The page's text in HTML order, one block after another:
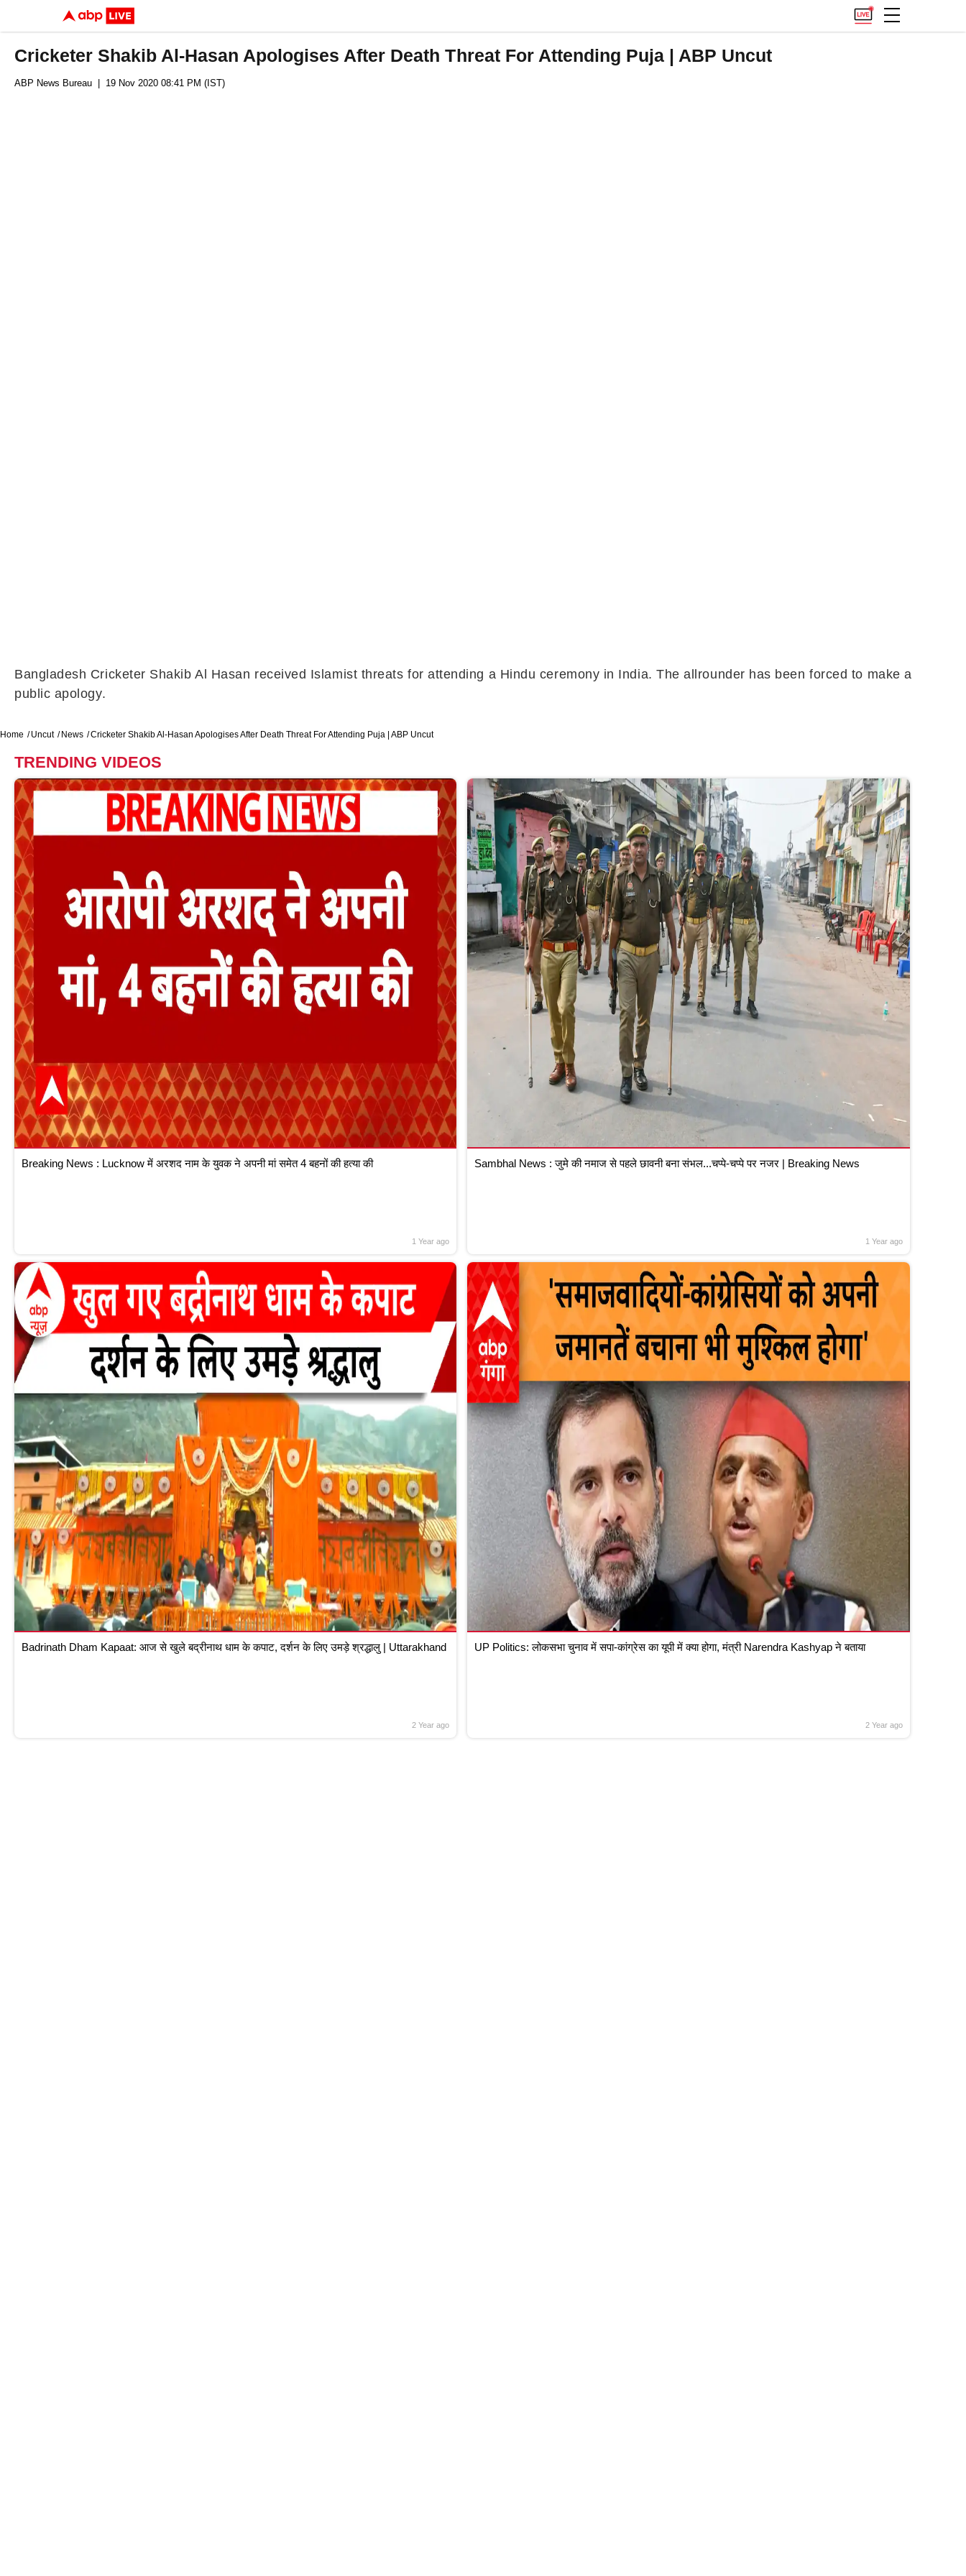
Cricketer Shakib Al-Hasan Apologises After Death Threat For Attending Puja | ABP Uncut
ABP News Bureau | 19 Nov 2020 08:41 PM (IST)
Bangladesh Cricketer Shakib Al Hasan received Islamist threats for attending a Hindu ceremony in India. The allrounder has been forced to make a
public apology.
Home Uncut News Cricketer Shakib Al-Hasan Apologises After Death Threat For Attending Puja | ABP Uncut
TRENDING VIDEOS
Breaking News : Lucknow में अरशद नाम के युवक ने अपनी मां समेत 4 बहनों की हत्या की
1 Year ago
Sambhal News : जुमे की नमाज से पहले छावनी बना संभल...चप्पे-चप्पे पर नजर | Breaking News
1 Year ago
Badrinath Dham Kapaat: आज से खुले बद्रीनाथ धाम के कपाट, दर्शन के लिए उमड़े श्रद्धालु | Uttarakhand
2 Year ago
UP Politics: लोकसभा चुनाव में सपा-कांग्रेस का यूपी में क्या होगा, मंत्री Narendra Kashyap ने बताया
2 Year ago